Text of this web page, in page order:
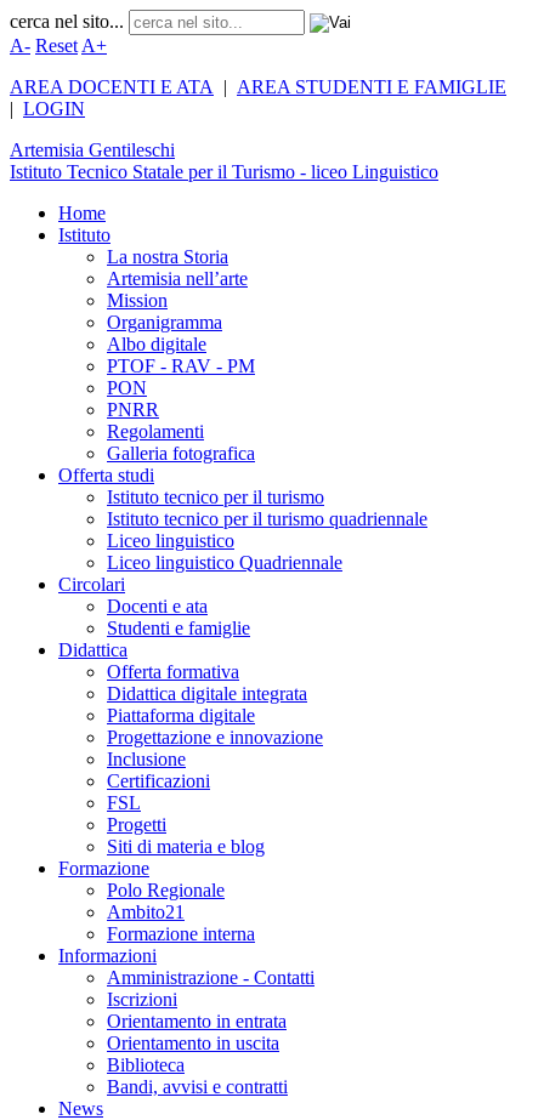
cerca nel sito...
A- Reset A+
AREA DOCENTI E ATA
| AREA STUDENTI E FAMIGLIE
| LOGIN
Artemisia Gentileschi
Istituto Tecnico Statale per il Turismo - liceo Linguistico
Home
Istituto
La nostra Storia
Artemisia nell’arte
Mission
Organigramma
Albo digitale
PTOF - RAV - PM
PON
PNRR
Regolamenti
Galleria fotografica
Offerta studi
Istituto tecnico per il turismo
Istituto tecnico per il turismo quadriennale
Liceo linguistico
Liceo linguistico Quadriennale
Circolari
Docenti e ata
Studenti e famiglie
Didattica
Offerta formativa
Didattica digitale integrata
Piattaforma digitale
Progettazione e innovazione
Inclusione
Certificazioni
FSL
Progetti
Siti di materia e blog
Formazione
Polo Regionale
Ambito21
Formazione interna
Informazioni
Amministrazione - Contatti
Iscrizioni
Orientamento in entrata
Orientamento in uscita
Biblioteca
Bandi, avvisi e contratti
News